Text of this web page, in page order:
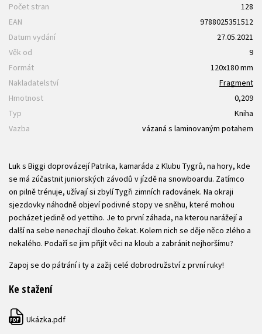
Počet stran
128
EAN
9788025351512
Datum vydání
27.05.2021
Věk od
9
Formát
120x180 mm
Nakladatelství
Fragment
Hmotnost
0,209
Typ
Kniha
Vazba
vázaná s laminovaným potahem
Luk s Biggi doprovázejí Patrika, kamaráda z Klubu Tygrů, na hory, kde
se má zúčastnit juniorských závodů v jízdě na snowboardu. Zatímco
on pilně trénuje, užívají si zbylí Tygři zimních radovánek. Na okraji
sjezdovky náhodně objeví podivné stopy ve sněhu, které mohou
pocházet jedině od yettiho. Je to první záhada, na kterou narážejí a
další na sebe nenechají dlouho čekat. Kolem nich se děje něco zlého a
nekalého. Podaří se jim přijít věci na kloub a zabránit nejhoršímu?
Zapoj se do pátrání i ty a zažij celé dobrodružství z první ruky!
Ke stažení
PDF Ukázka.pdf